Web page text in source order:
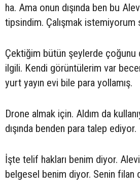
ha. Ama onun dışında ben bu
tipsindim. Çalışmak istemiyorum
Çektiğim bütün şeylerde çoğunu
ilgili. Kendi görüntülerim var
yurt yayın evi bile para yollamış.
Drone almak için. Aldım da
dışında benden para talep ediyor.
İşte telif hakları benim diyor.
belgesel benim diyor. Senin filan